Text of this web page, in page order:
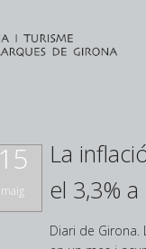
15
maig
La
el 3,3% a
Diari de Girona.